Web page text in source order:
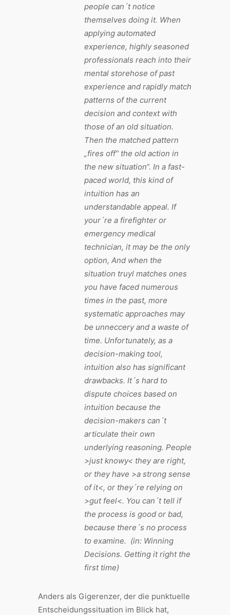
people can´t notice
themselves doing it. When
applying automated
experience, highly seasoned
professionals reach into their
mental storehose of past
experience and rapidly match
patterns of the current
decision and context with
those of an old situation.
Then the matched pattern
„fires off“ the old action in
the new situation“. In a fast-
paced world, this kind of
intuition has an
understandable appeal. If
your´re a firefighter or
emergency medical
technician, it may be the only
option, And when the
situation truyl matches ones
you have faced numerous
times in the past, more
systematic approaches may
be unneccery and a waste of
time. Unfortunately, as a
decision-making tool,
intuition also has significant
drawbacks. It´s hard to
dispute choices based on
intuition because the
decision-makers can´t
articulate their own
underlying reasoning. People
>just knowy< they are right,
or they have >a strong sense
of it<, or they´re relying on
>gut feel<. You can´t tell if
the process is good or bad,
because there´s no process
to examine. (in: Winning
Decisions. Getting it right the
first time)
Anders als Gigerenzer, der die punktuelle
Entscheidungssituation im Blick hat,